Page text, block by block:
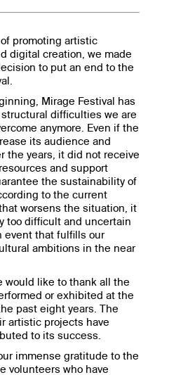
promoting artistic
digital creation, we made
to put an end to the
Mirage Festival has
difficulties we are
anymore. Even if the
its audience and
the years, it did not receive
and support
the sustainability of
to the current
worsens the situation, it
too difficult and uncertain
event that fulfills our
ambitions in the near
would like to thank all the
or exhibited at the
past eight years. The
artistic projects have
to its success.
immense gratitude to the
volunteers who have